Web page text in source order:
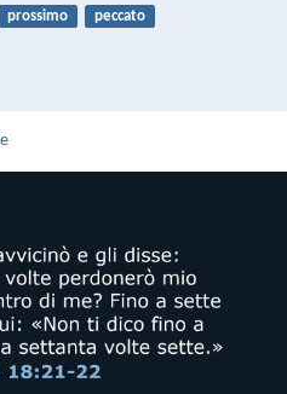
prossimo
peccato